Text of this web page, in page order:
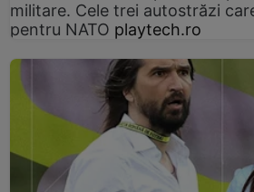
militare. Cele trei autostrăzi
pentru NATO playtech.ro